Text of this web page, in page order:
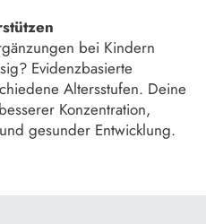
bei Kindern
Evidenzbasierte
Altersstufen. Deine
Konzentration,
gesunder Entwicklung.